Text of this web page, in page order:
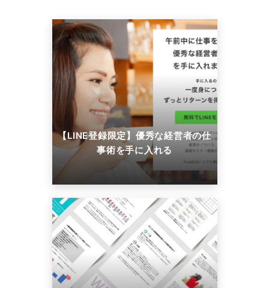
【LINE登録限定】優秀な経営者の仕
事術を手に入れる